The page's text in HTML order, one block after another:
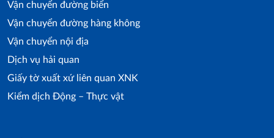
Vận chuyển đường biển
Vận chuyển đường hàng không
Vận chuyển nội địa
Dịch vụ hải quan
Giấy tờ xuất xứ liên quan XNK
Kiểm dịch Động – Thực vật